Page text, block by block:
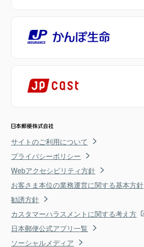
サイトのご利用について
プライバシーポリシー
Webアクセシビリティ方針
お客さま本位の業務運営に関する基本方針
勧誘方針
カスタマーハラスメントに関する考え方
日本郵便公式アプリ一覧
ソーシャルメディア